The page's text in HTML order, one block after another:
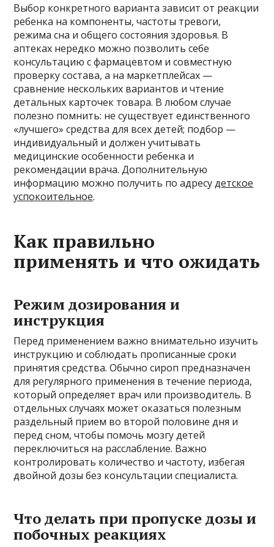
Выбор конкретного варианта зависит от реакции
ребенка на компоненты, частоты тревоги,
режима сна и общего состояния здоровья. В
аптеках нередко можно позволить себе
консультацию с фармацевтом и совместную
проверку состава, а на маркетплейсах —
сравнение нескольких вариантов и чтение
детальных карточек товара. В любом случае
полезно помнить: не существует единственного
«лучшего» средства для всех детей; подбор —
индивидуальный и должен учитывать
медицинские особенности ребенка и
рекомендации врача. Дополнительную
информацию можно получить по адресудетское
успокоительное.
Как правильно
применять и что ожидать
Режим дозирования и
инструкция
Перед применением важно внимательно изучить
инструкцию и соблюдать прописанные сроки
принятия средства. Обычно сироп предназначен
для регулярного применения в течение периода,
который определяет врач или производитель. В
отдельных случаях может оказаться полезным
раздельный прием во второй половине дня и
перед сном, чтобы помочь мозгу детей
переключиться на расслабление. Важно
контролировать количество и частоту, избегая
двойной дозы без консультации специалиста.
Что делать при пропуске дозы и
побочных реакциях